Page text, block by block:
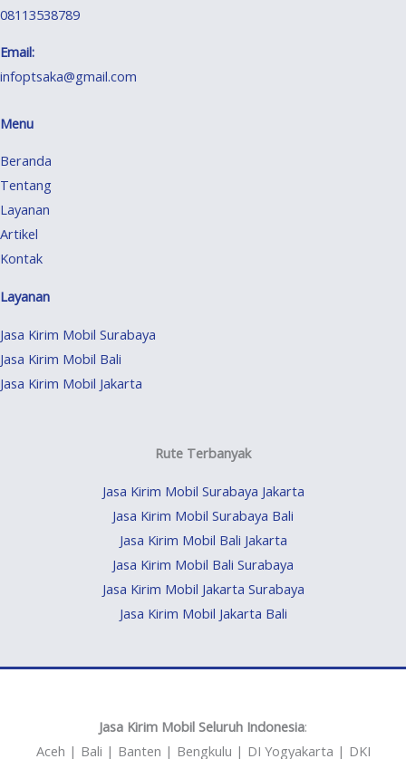
08113538789
Email:
infoptsaka@gmail.com
Menu
Beranda
Tentang
Layanan
Artikel
Kontak
Layanan
Jasa Kirim Mobil Surabaya
Jasa Kirim Mobil Bali
Jasa Kirim Mobil Jakarta
Rute Terbanyak
Jasa Kirim Mobil Surabaya Jakarta
Jasa Kirim Mobil Surabaya Bali
Jasa Kirim Mobil Bali Jakarta
Jasa Kirim Mobil Bali Surabaya
Jasa Kirim Mobil Jakarta Surabaya
Jasa Kirim Mobil Jakarta Bali
Jasa Kirim Mobil Seluruh Indonesia:
Aceh | Bali | Banten | Bengkulu | DI Yogyakarta | DKI